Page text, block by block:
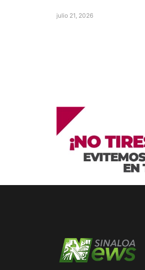
julio 21, 2026